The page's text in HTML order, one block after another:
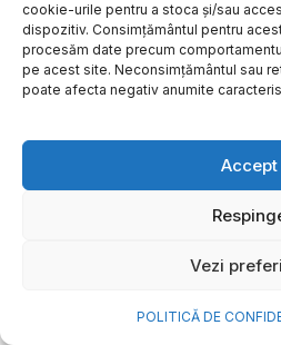
cookie-urile pentru a stoca și/sau
dispozitiv. Consimțământul pentru
procesăm date precum
pe acest site. Neconsimțământul sau
poate afecta negativ anumite
Accept
Vezi
POLITICĂ DE
NOVA Power &